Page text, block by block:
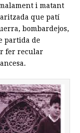
i matant
que patí
bombardejos,
partida de
fer recular